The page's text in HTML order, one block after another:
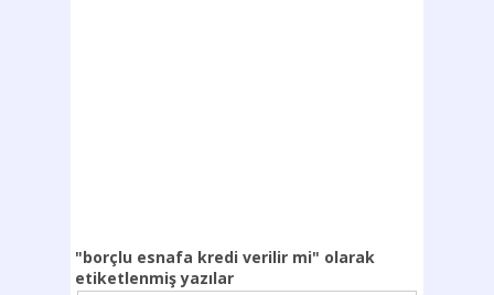
"borçlu esnafa kredi verilir mi" olarak
etiketlenmiş yazılar